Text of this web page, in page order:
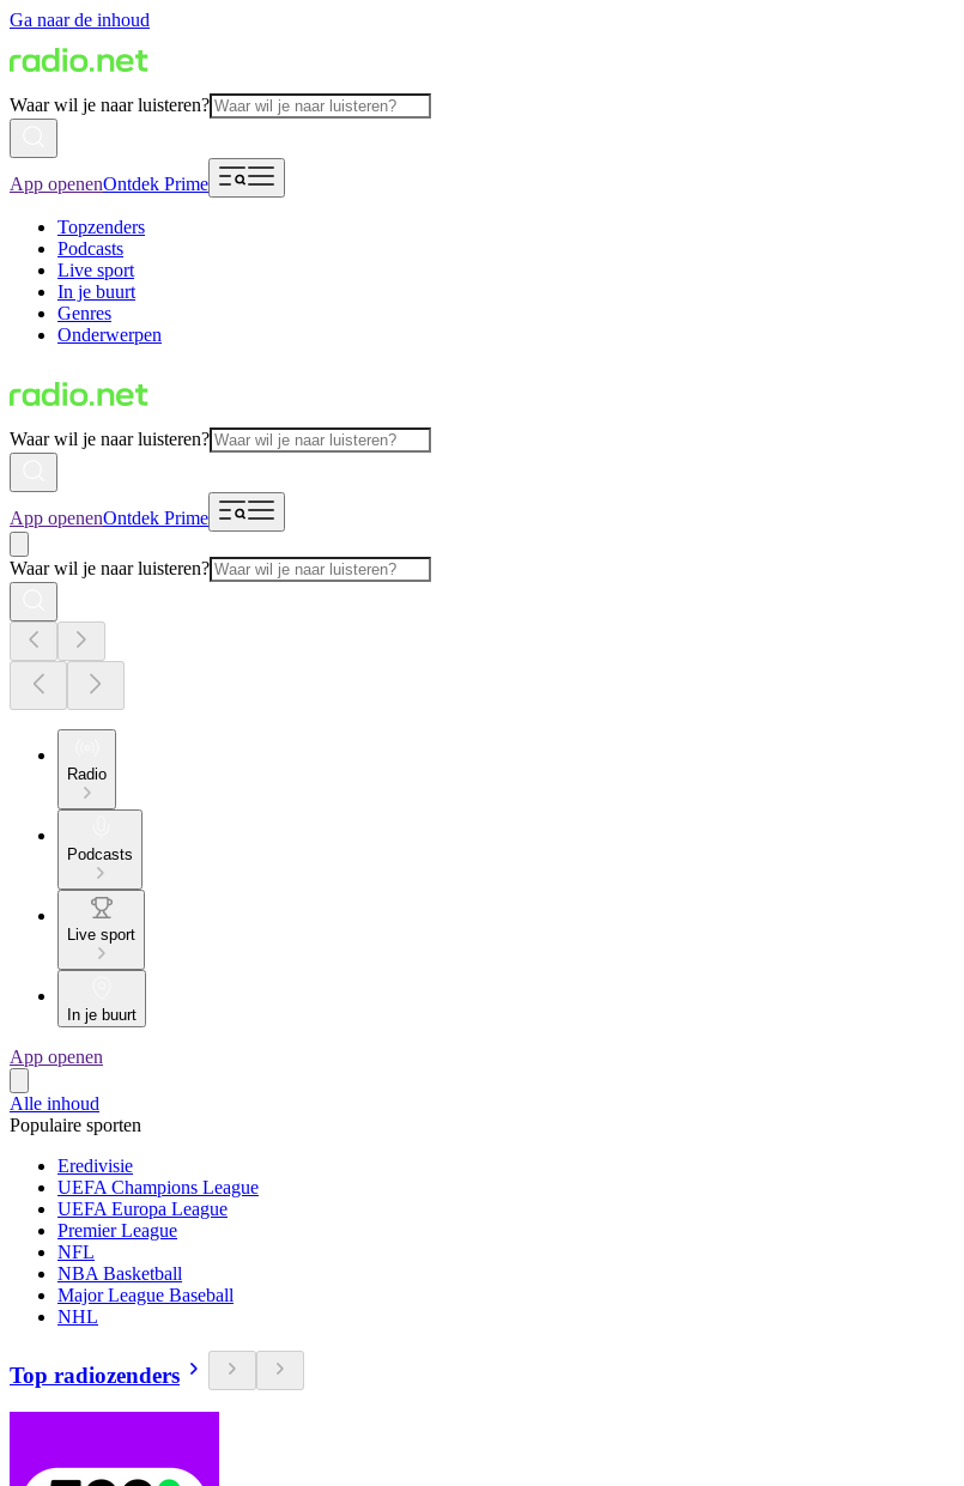
Ga naar de inhoud
Waar wil je naar luisteren?
App openenOntdek Prime
Topzenders
Podcasts
Live sport
In je buurt
Genres
Onderwerpen
Waar wil je naar luisteren?
App openenOntdek Prime
Waar wil je naar luisteren?
Radio
Podcasts
Live sport
In je buurt
App openen
Alle inhoud
Populaire sporten
Eredivisie
UEFA Champions League
UEFA Europa League
Premier League
NFL
NBA Basketball
Major League Baseball
NHL
Top radiozenders